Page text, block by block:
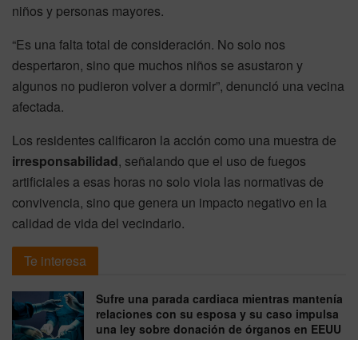
niños y personas mayores.
“Es una falta total de consideración. No solo nos
despertaron, sino que muchos niños se asustaron y
algunos no pudieron volver a dormir”, denunció una vecina
afectada.
Los residentes calificaron la acción como una muestra de
irresponsabilidad, señalando que el uso de fuegos
artificiales a esas horas no solo viola las normativas de
convivencia, sino que genera un impacto negativo en la
calidad de vida del vecindario.
Te interesa
Sufre una parada cardiaca mientras mantenía
relaciones con su esposa y su caso impulsa
una ley sobre donación de órganos en EEUU